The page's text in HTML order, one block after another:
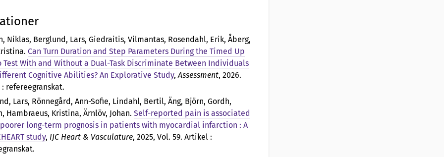
Niklas, Berglund, Lars, Giedraitis, Vilmantas, Rosendahl, Erik, Åberg,
. Can Turn Duration and Step Parameters During the Timed Up
Test With and Without a Dual-Task Discriminate Between Individuals
Cognitive Abilities? An Explorative Study,Assessment, 2026.
refereegranskat.
Lars, Rönnegård, Ann-Sofie, Lindahl, Bertil, Äng, Björn, Gordh,
Hambraeus, Kristina, Ärnlöv, Johan. Self-reported pain is associated
long-term prognosis in patients with myocardial infarction : A
study, IJC Heart & Vasculature, 2025, Vol. 59. Artikel :